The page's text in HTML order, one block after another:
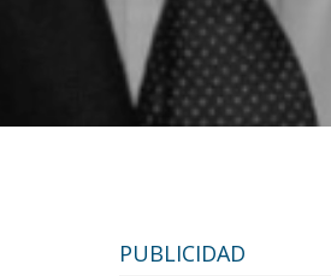
PUBLICIDAD